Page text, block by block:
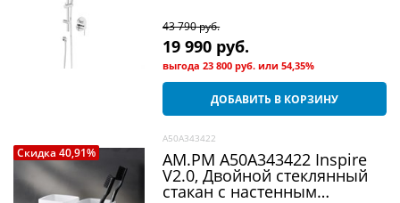
43 790 руб.
19 990 руб.
выгода23 800 руб. или54,35%
ДОБАВИТЬ В КОРЗИНУ
Скидка 40,91%
A50A343422
AM.PM A50A343422 Inspire
V2.0, Двойной стеклянный
стакан с настенным